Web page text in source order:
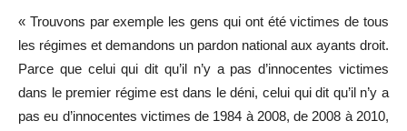
« Trouvons par exemple les gens qui ont été victimes de tous
les régimes et demandons un pardon national aux ayants droit.
Parce que celui qui dit qu’il n’y a pas d’innocentes victimes
dans le premier régime est dans le déni, celui qui dit qu’il n’y a
pas eu d’innocentes victimes de 1984 à 2008, de 2008 à 2010,